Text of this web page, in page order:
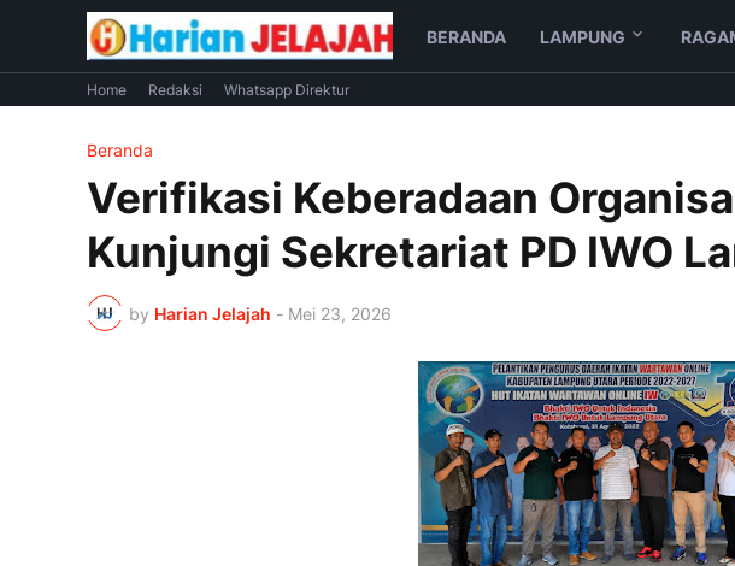
BERANDA LAMPUNG
Home Redaksi Whatsapp Direktur
Beranda
Verifikasi Keberadaan
Kunjungi Sekretariat PD IWO
by Harian Jelajah - Mei 23, 2026